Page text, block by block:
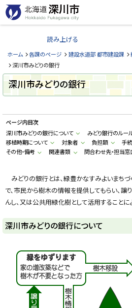
本
文
へ
ー
北
道
深
川
市
H
k
a
d
o
F
w
a
c
t
y
読み上げる
ホーム 各課のページ 建設水道部 都市建設課
深川市みどりの銀行
深川市みどりの銀行
ページ内目次
深川市みどりの銀行について
みどり銀行のルー
移植時期について
対象者 負担額
手
その他・備考
関連書類 問合わせ先・担当窓
みどりの銀行とは、緑豊かなすみよいまち
で、市民から樹木の情報を提供してもらい、
んし、又は公共用緑化樹として活用することに
深川市みどりの銀行について